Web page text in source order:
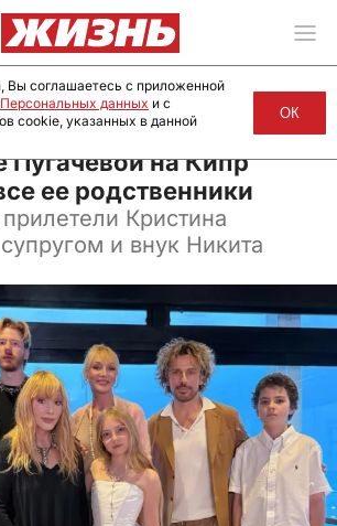
Пугачевой на Кипр
ее родственники
Кристина
и внук Никита
Вы соглашаетесь с приложенной
данных и с
cookie, указанных в данной
ОК